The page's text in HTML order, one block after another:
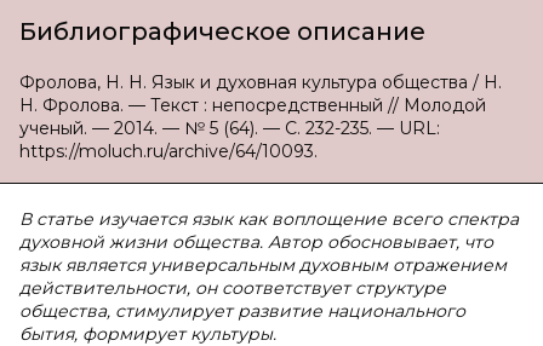
Библиографическое описание
Фролова, Н. Н. Язык и духовная культура общества / Н.
Н. Фролова. — Текст : непосредственный // Молодой
ученый. — 2014. — № 5 (64). — С. 232-235. — URL:
https://moluch.ru/archive/64/10093.
В статье изучается язык как воплощение всего спектра
духовной жизни общества. Автор обосновывает, что
язык является универсальным духовным отражением
действительности, он соответствует структуре
общества, стимулирует развитие национального
бытия, формирует культуры.